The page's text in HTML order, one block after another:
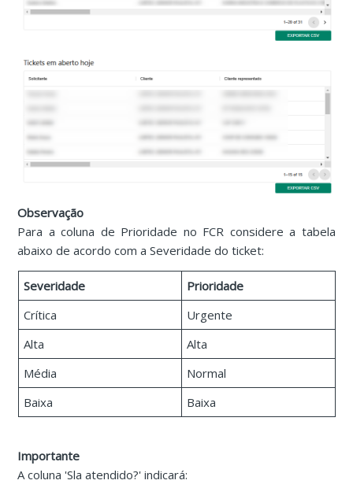
Observação
Para a coluna de Prioridade no FCR considere a tabela
abaixo de acordo com a Severidade do ticket:
Severidade
Prioridade
Crítica
Urgente
Alta
Alta
Média
Normal
Baixa
Baixa
Importante
A coluna 'Sla atendido?' indicará: